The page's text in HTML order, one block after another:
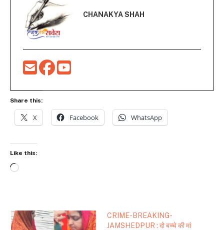
CHANAKYA SHAH
Share this:
X Facebook WhatsApp
Like this:
Loading…
CRIME-BREAKING-
JAMSHEDPUR : दो बच्चे की मां